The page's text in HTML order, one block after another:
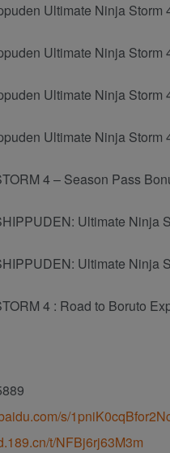
Ultimate Ninja Storm
Ultimate Ninja Storm
Ultimate Ninja Storm
Ultimate Ninja
4 – Season Pass
Ultimate Ninja
Ultimate Ninja
4 : Road to Boruto
s/
t/NFBj6rj63M3m